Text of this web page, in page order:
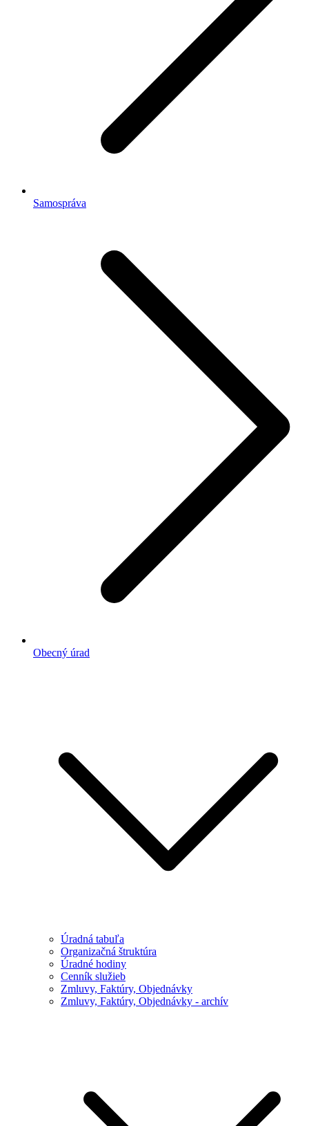
Samospráva
Obecný úrad
Úradná tabuľa
Organizačná štruktúra
Úradné hodiny
Cenník služieb
Zmluvy, Faktúry, Objednávky
Zmluvy, Faktúry, Objednávky - archív